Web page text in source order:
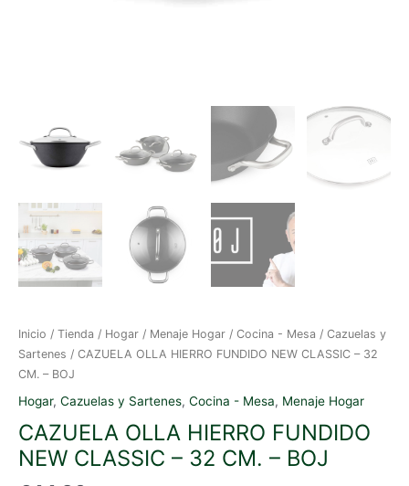
Inicio / Tienda / Hogar / Menaje Hogar / Cocina - Mesa / Cazuelas y
Sartenes / CAZUELA OLLA HIERRO FUNDIDO NEW CLASSIC – 32
CM. – BOJ
Hogar, Cazuelas y Sartenes, Cocina - Mesa, Menaje Hogar
CAZUELA OLLA HIERRO FUNDIDO
NEW CLASSIC – 32 CM. – BOJ